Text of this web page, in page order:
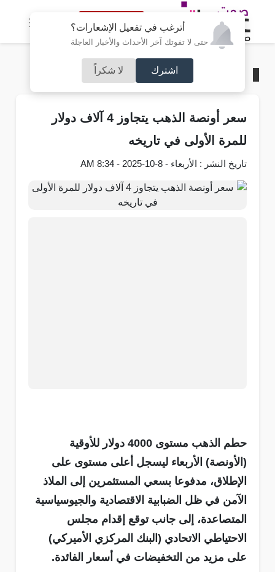
أترغب في تفعيل الإشعارات؟
حتى لا تفوتك آخر الأحداث والأخبار العاجلة
اشترك لا شكراً
النسخة الكاملة
اقتصاد
سعر أونصة الذهب يتجاوز 4 آلاف دولار
للمرة الأولى في تاريخه
تاريخ النشر : الأربعاء - 8-10-2025 - 8:34 AM
حطم الذهب مستوى 4000 دولار للأوقية
(الأونصة) الأربعاء ليسجل أعلى مستوى على
الإطلاق، مدفوعا بسعي المستثمرين إلى الملاذ
الآمن في ظل الضبابية الاقتصادية والجيوسياسية
المتصاعدة، إلى جانب توقع إقدام مجلس
الاحتياطي الاتحادي (البنك المركزي الأميركي)
على مزيد من التخفيضات في أسعار الفائدة.